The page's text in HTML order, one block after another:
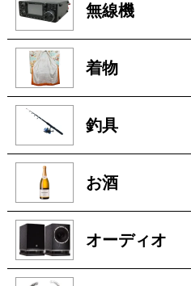
無線機
着物
釣具
お酒
オーディオ